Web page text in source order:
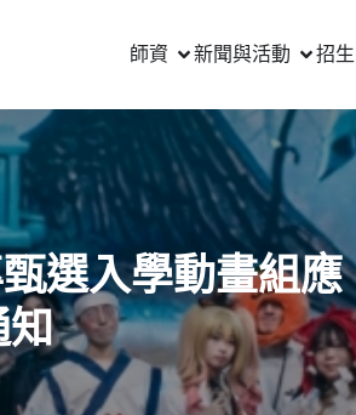
師資 新聞與活動 招生
選入學動畫組應